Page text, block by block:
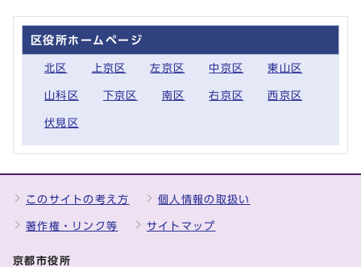
区役所ホームページ
北区 上京区 左京区 中京区 東山区
山科区 下京区 南区 右京区 西京区
伏見区
このサイトの考え方 個人情報の取扱い
著作権・リンク等 サイトマップ
京都市役所